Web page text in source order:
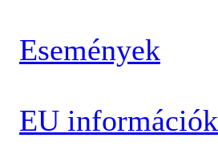
Események
EU információk